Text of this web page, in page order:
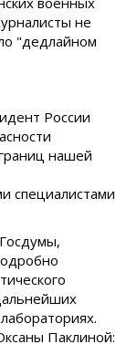
не
"дедлайном
России
нашей
специалистами
Паклиной: